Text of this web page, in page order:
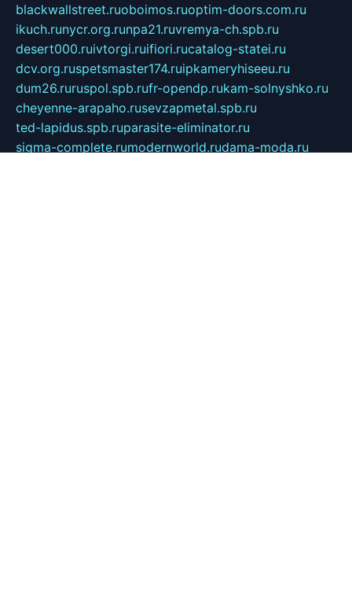
blackwallstreet.ruoboimos.ruoptim-doors.com.ru
ikuch.runycr.org.runpa21.ruvremya-ch.spb.ru
desert000.ruivtorgi.ruifiori.rucatalog-statei.ru
dcv.org.ruspetsmaster174.ruipkameryhiseeu.ru
dum26.ruruspol.spb.rufr-opendp.rukam-solnyshko.ru
cheyenne-arapaho.rusevzapmetal.spb.ru
ted-lapidus.spb.ruparasite-eliminator.ru
sigma-complete.rumodernworld.rudama-moda.ru